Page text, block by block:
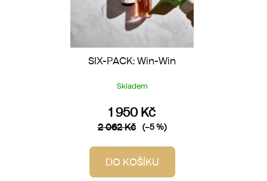
SIX-PACK: Win-Win
Skladem
1 950 Kč
2 062 Kč (–5 %)
DO KOŠÍKU